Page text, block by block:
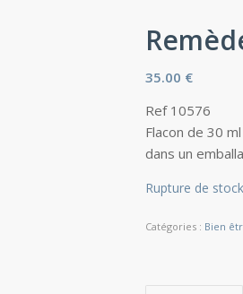
35.00 €
Ref 10576
Flacon de 30 ml
dans un
Rupture de stock
Catégories : Bien